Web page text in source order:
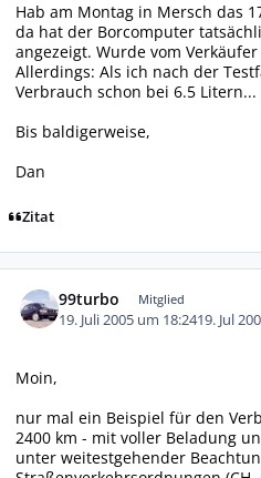
Hab am Montag in Mersch das
da hat der Borcomputer
angezeigt. Wurde vom
Allerdings: Als ich nach der
Verbrauch schon bei 6.5
Bis baldigerweise,
Dan
Zitat
99turbo Mitglied
19. Juli 2005 um 18:2419. Jul
Moin,
nur mal ein Beispiel für den
2400 km - mit voller Beladung
unter weitestgehender